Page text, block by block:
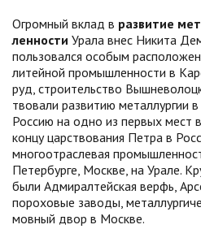
Огромный вклад в развитие
ленности Урала внес Никита
пользовался особым
литейной промышленности в
руд, строительство
твовали развитию металлургии
Россию на од­но из первых мест
концу царствования Петра в
многоотраслевая
Петербурге, Москве, на Ура­ле.
были Адмиралтейская верфь,
пороховые заводы,
мовный двор в Москве.